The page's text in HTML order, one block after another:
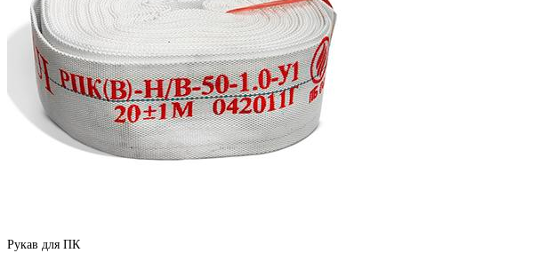
Рукав для ПК